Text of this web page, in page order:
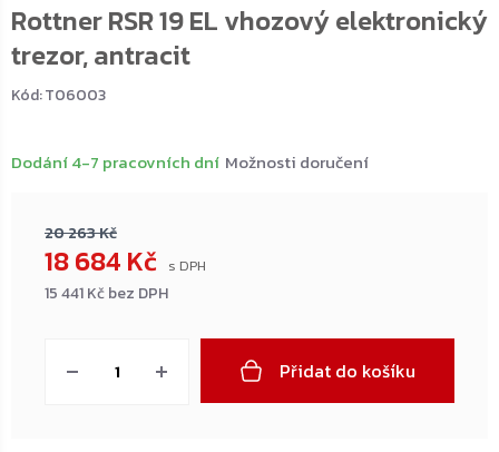
Rottner RSR 19 EL vhozový elektronický
trezor, antracit
Kód:T06003
20 263 Kč
18 684 Kč
15 441 Kč bez DPH
Dodání 4-7 pracovních dní Možnosti doručení
Přidat do košíku